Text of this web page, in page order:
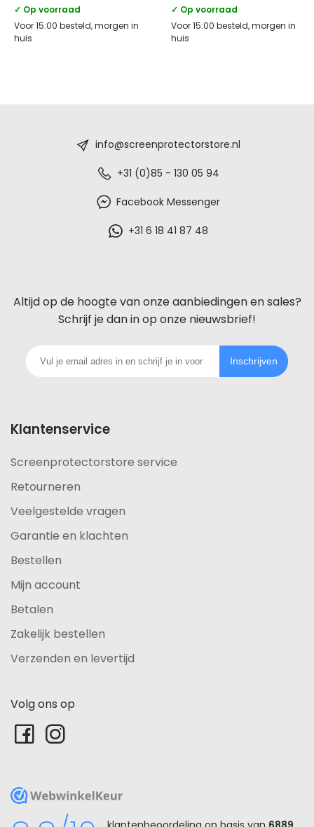
✓ Op voorraad
Voor 15:00 besteld, morgen in
huis
✓ Op voorraad
Voor 15:00 besteld, morgen in
huis
voor
iedere
telefoon
info@screenprotectorstore.nl
+31 (0)85 - 130 05 94
Facebook Messenger
+31 6 18 41 87 48
Altijd op de hoogte van onze aanbiedingen en sales?
Schrijf je dan in op onze nieuwsbrief!
Inschrijven
Klantenservice
Screenprotectorstore service
Retourneren
Veelgestelde vragen
Garantie en klachten
Bestellen
Mijn account
Betalen
Zakelijk bestellen
Verzenden en levertijd
Volg ons op
WebwinkelKeur